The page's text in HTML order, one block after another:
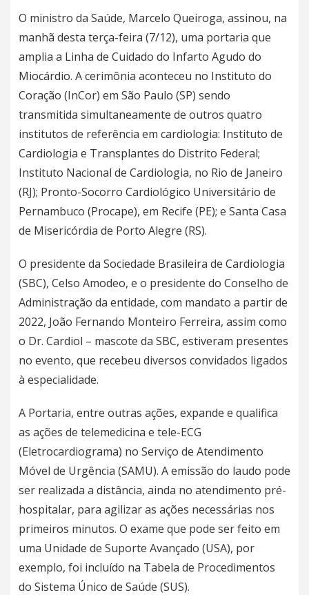
O ministro da Saúde, Marcelo Queiroga, assinou, na
manhã desta terça-feira (7/12), uma portaria que
amplia a Linha de Cuidado do Infarto Agudo do
Miocárdio. A cerimônia aconteceu no Instituto do
Coração (InCor) em São Paulo (SP) sendo
transmitida simultaneamente de outros quatro
institutos de referência em cardiologia: Instituto de
Cardiologia e Transplantes do Distrito Federal;
Instituto Nacional de Cardiologia, no Rio de Janeiro
(RJ); Pronto-Socorro Cardiológico Universitário de
Pernambuco (Procape), em Recife (PE); e Santa Casa
de Misericórdia de Porto Alegre (RS).
O presidente da Sociedade Brasileira de Cardiologia
(SBC), Celso Amodeo, e o presidente do Conselho de
Administração da entidade, com mandato a partir de
2022, João Fernando Monteiro Ferreira, assim como
o Dr. Cardiol – mascote da SBC, estiveram presentes
no evento, que recebeu diversos convidados ligados
à especialidade.
A Portaria, entre outras ações, expande e qualifica
as ações de telemedicina e tele-ECG
(Eletrocardiograma) no Serviço de Atendimento
Móvel de Urgência (SAMU). A emissão do laudo pode
ser realizada a distância, ainda no atendimento pré-
hospitalar, para agilizar as ações necessárias nos
primeiros minutos. O exame que pode ser feito em
uma Unidade de Suporte Avançado (USA), por
exemplo, foi incluído na Tabela de Procedimentos
do Sistema Único de Saúde (SUS).